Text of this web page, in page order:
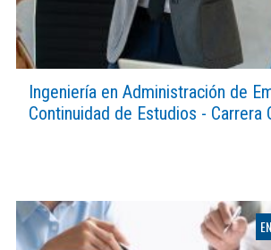
Ingeniería en Administración de
Continuidad de Estudios - Carrera